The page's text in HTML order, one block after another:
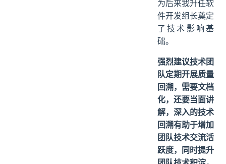
为后来我升任软
件开发组长奠定
了技术影响基
础。
强烈建议技术团
队定期开展质量
回溯，需要文档
化，还要当面讲
解，深入的技术
回溯有助于增加
团队技术交流活
跃度，同时提升